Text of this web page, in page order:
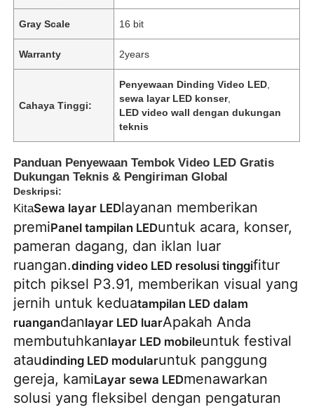
Rumah
Produk
Gray Scale 16 bit
Warranty 2years
Cahaya Tinggi:
Penyewaan Dinding Video LED
sewa layar LED konser,
LED video wall dengan dukungan
teknis
Panduan Penyewaan Tembok Video LED Gratis
Dukungan Teknis & Pengiriman Global
Deskripsi:
KitaSewa layar LEDlayanan memberikan
premiPanel tampilan LEDuntuk acara, konser,
pameran dagang, dan iklan luar
ruangan.dinding video LED resolusi tinggifitur
pitch piksel P3.91, memberikan visual yang
jernih untuk keduatampilan LED dalam
ruangandanlayar LED luarApakah Anda
membutuhkanlayar LED mobileuntuk festival
ataudinding LED modularuntuk panggung
gereja, kamiLayar sewa LEDmenawarkan
solusi yang fleksibel dengan pengaturan